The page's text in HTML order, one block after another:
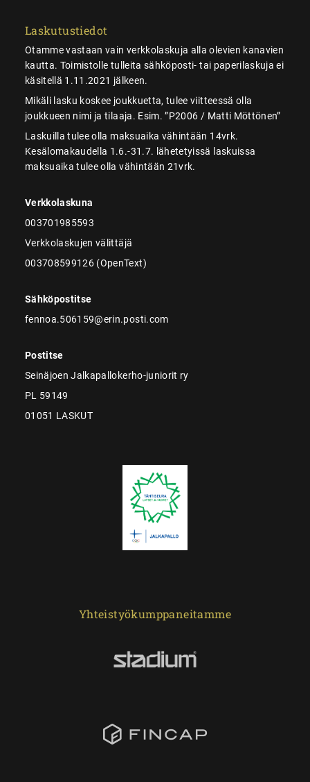
Laskutustiedot
Otamme vastaan vain verkkolaskuja alla olevien kanavien
kautta. Toimistolle tulleita sähköposti- tai paperilaskuja ei
käsitellä 1.11.2021 jälkeen.
Mikäli lasku koskee joukkuetta, tulee viitteessä olla
joukkueen nimi ja tilaaja. Esim. ”P2006 / Matti Möttönen”
Laskuilla tulee olla maksuaika vähintään 14vrk.
Kesälomakaudella 1.6.-31.7. lähetetyissä laskuissa
maksuaika tulee olla vähintään 21vrk.
Verkkolaskuna
003701985593
Verkkolaskujen välittäjä
003708599126 (OpenText)
Sähköpostitse
fennoa.506159@erin.posti.com
Postitse
Seinäjoen Jalkapallokerho-juniorit ry
PL 59149
01051 LASKUT
Yhteistyökumppaneitamme